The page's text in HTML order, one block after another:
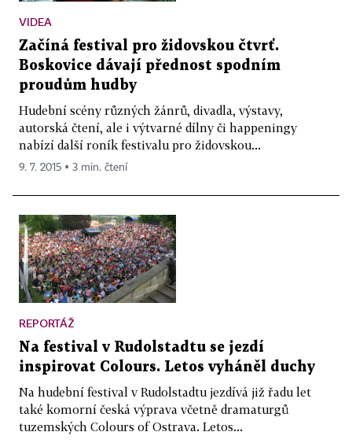
VIDEA
Začíná festival pro židovskou čtvrť.
Boskovice dávají přednost spodním
proudům hudby
Hudební scény různých žánrů, divadla, výstavy,
autorská čtení, ale i výtvarné dílny či happeningy
nabízí další roník festivalu pro židovskou...
9. 7. 2015 ▪ 3 min. čtení
REPORTÁŽ
Na festival v Rudolstadtu se jezdí
inspirovat Colours. Letos vyháněl duchy
Na hudební festival v Rudolstadtu jezdívá již řadu let
také komorní česká výprava včetně dramaturgů
tuzemských Colours of Ostrava. Letos...